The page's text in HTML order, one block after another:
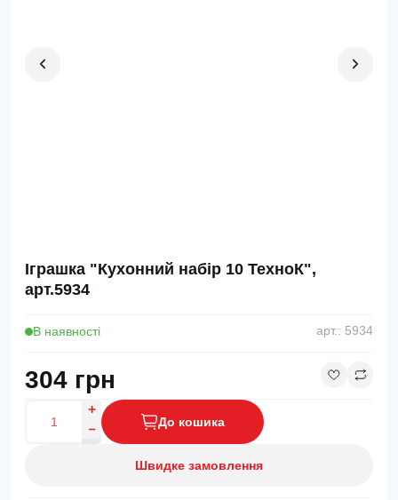
Іграшка "Кухонний набір 10 ТехноК",
арт.5934
В наявності арт.: 5934
304 грн
До кошика
Швидке замовлення